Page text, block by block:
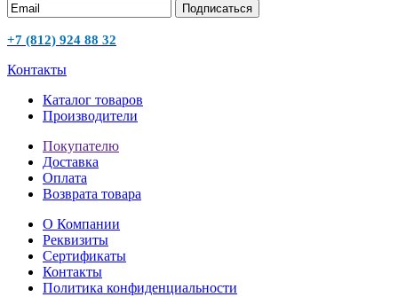
Подписаться
+7 (812) 924 88 32
Контакты
Каталог товаров
Производители
Покупателю
Доставка
Оплата
Возврата товара
О Компании
Реквизиты
Сертификаты
Контакты
Политика конфиденциальности